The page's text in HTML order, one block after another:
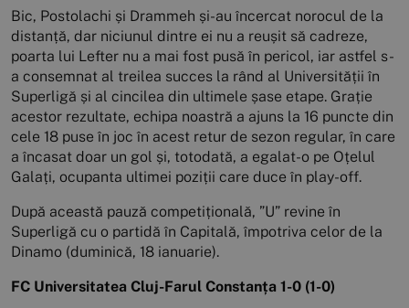
Bic, Postolachi și Drammeh și-au încercat norocul de la
distanță, dar niciunul dintre ei nu a reușit să cadreze,
poarta lui Lefter nu a mai fost pusă în pericol, iar astfel s-
a consemnat al treilea succes la rând al Universității în
Superligă și al cincilea din ultimele șase etape. Grație
acestor rezultate, echipa noastră a ajuns la 16 puncte din
cele 18 puse în joc în acest retur de sezon regular, în care
a încasat doar un gol și, totodată, a egalat-o pe Oțelul
Galați, ocupanta ultimei poziții care duce în play-off.
După această pauză competițională, ”U” revine în
Superligă cu o partidă în Capitală, împotriva celor de la
Dinamo (duminică, 18 ianuarie).
FC Universitatea Cluj-Farul Constanța 1-0 (1-0)